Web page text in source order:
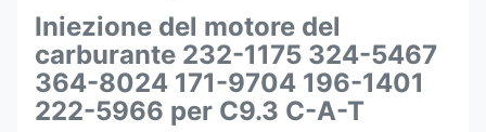
Iniezione del motore del
carburante 232-1175 324-5467
364-8024 171-9704 196-1401
222-5966 per C9.3 C-A-T